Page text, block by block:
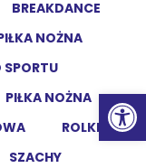
BREAKDANCE
NOŻNA
SPORTU
PIŁKA NOŻNA
ROLKI
SZACHY